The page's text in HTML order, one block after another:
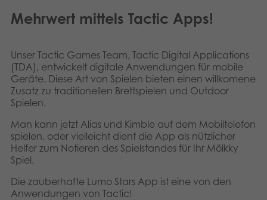
Spiele für Erwachsene
Spiele für Draussen
Puzzles
Archivierte Produkte
Verhaltensregeln
Verantwortung
Unsere Geschichte
KONTAKT
Kontaktieren Sie Uns
LinksEnglish
Dansk
Mehrwert mittels Tactic Apps!
Unser Tactic Games Team, Tactic Digital Applications
(TDA), entwickelt digitale Anwendungen für mobile
Geräte. Diese Art von Spielen bieten einen willkomene
Zusatz zu traditionellen Brettspielen und Outdoor
Spielen.
Man kann jetzt Alias und Kimble auf dem Mobiltelefon
spielen, oder vielleicht dient die App als nützlicher
Helfer zum Notieren des Spielstandes für Ihr Mölkky
Spiel.
Die zauberhafte Lumo Stars App ist eine von den
Anwendungen von Tactic!